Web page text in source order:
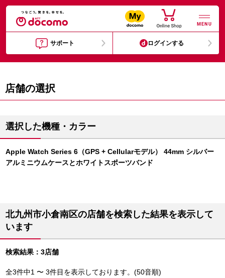
MENU
サポート ログインする
店舗の選択
選択した機種・カラー
Apple Watch Series 6（GPS + Cellularモデル） 44mm シルバー
アルミニウムケースとホワイトスポーツバンド
北九州市小倉南区の店舗を検索した結果を表示して
います
検索結果：3店舗
全3件中1 〜 3件目を表示しております。(50音順)